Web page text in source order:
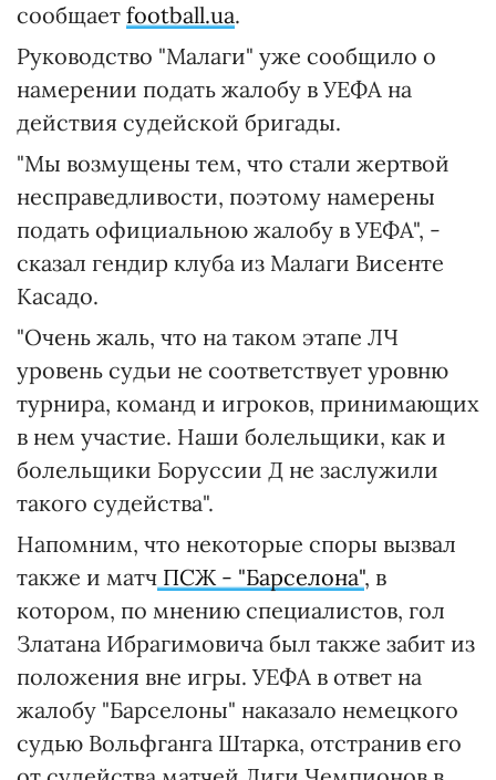
сообщает football.ua.
Руководство "Малаги" уже сообщило о
намерении подать жалобу в УЕФА на
действия судейской бригады.
"Мы возмущены тем, что стали жертвой
несправедливости, поэтому намерены
подать официальною жалобу в УЕФА", -
сказал гендир клуба из Малаги Висенте
Касадо.
"Очень жаль, что на таком этапе ЛЧ
уровень судьи не соответствует уровню
турнира, команд и игроков, принимающих
в нем участие. Наши болельщики, как и
болельщики Боруссии Д не заслужили
такого судейства".
Напомним, что некоторые споры вызвал
также и матч ПСЖ - "Барселона", в
котором, по мнению специалистов, гол
Златана Ибрагимовича был также забит из
положения вне игры. УЕФА в ответ на
жалобу "Барселоны" наказало немецкого
судью Вольфганга Штарка, отстранив его